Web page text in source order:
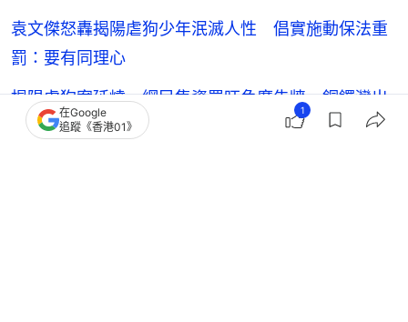
袁文傑怒轟揭陽虐狗少年泯滅人性 倡實施動保法重
罰：要有同理心
揭陽虐狗案延燒 網民集資買旺角廣告牆 銅鑼灣出
現手寫立牌聲援
在Google
追蹤《香港01》
1